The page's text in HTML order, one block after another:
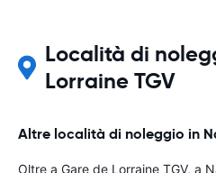
Località di
Lorraine TGV
Altre località di noleggio in
Oltre a Gare de Lorraine TGV, a